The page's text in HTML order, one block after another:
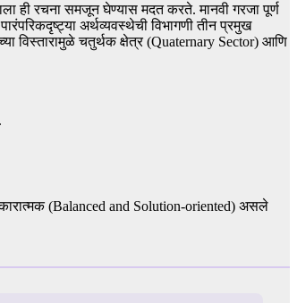
ही रचना समजून घेण्यास मदत करते. मानवी गरजा पूर्ण
अर्थव्यवस्थेची विभागणी तीन प्रमुख
विस्तारामुळे चतुर्थक क्षेत्र (Quaternary Sector) आणि
(Balanced and Solution-oriented) असले